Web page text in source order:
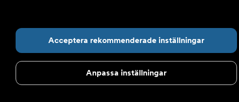
Acceptera rekommenderade inställningar
Anpassa inställningar
Hitta det du letar